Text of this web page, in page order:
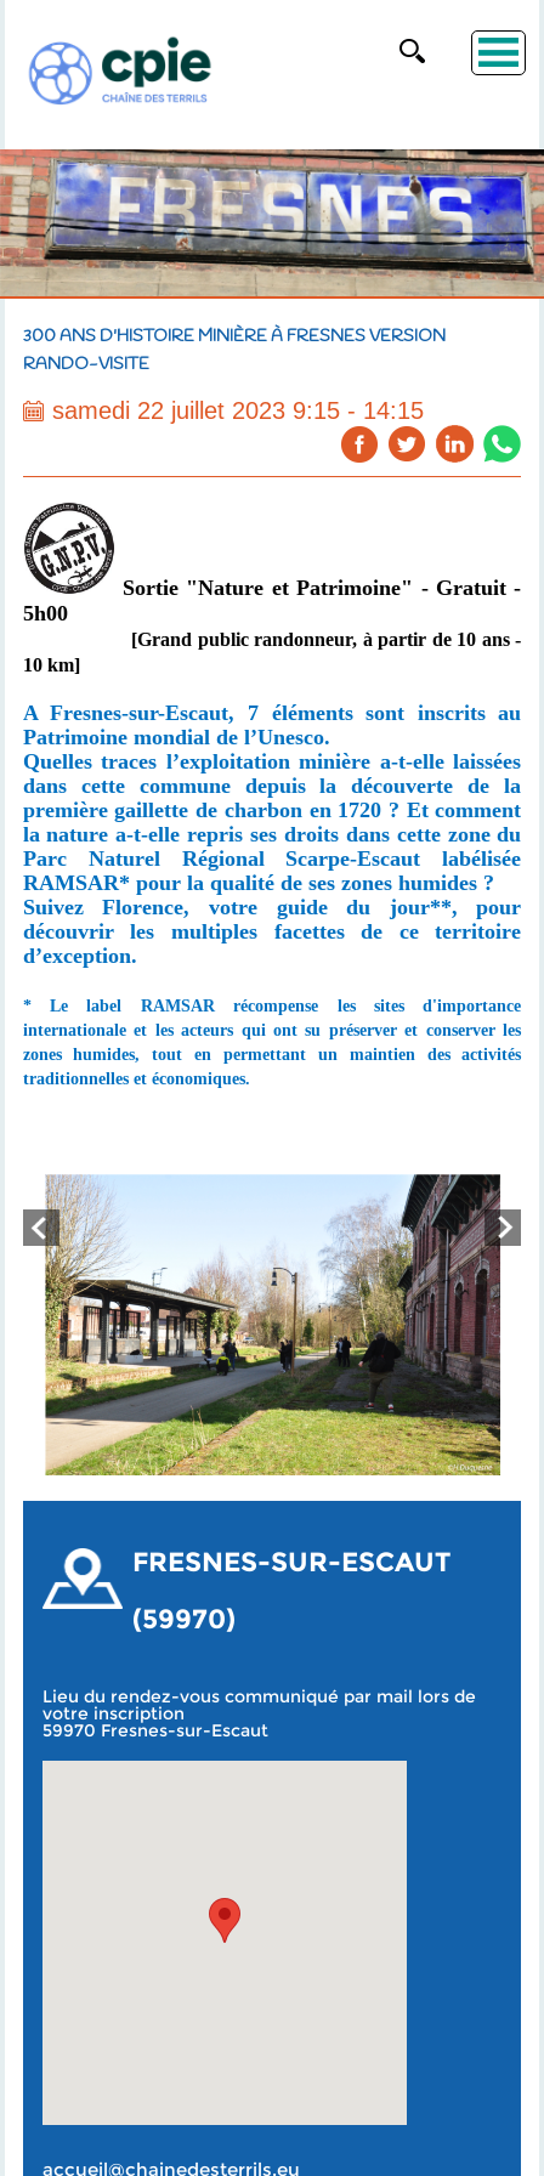
300 ANS D'HISTOIRE MINIÈRE À FRESNES VERSION
RANDO-VISITE
samedi 22 juillet 2023 9:15 - 14:15
Sortie "Nature et Patrimoine" - Gratuit -
5h00
[Grand public randonneur, à partir de 10 ans -
10 km]
A Fresnes-sur-Escaut, 7 éléments sont inscrits au
Patrimoine mondial de l’Unesco.
Quelles traces l’exploitation minière a-t-elle laissées
dans cette commune depuis la découverte de la
première gaillette de charbon en 1720 ? Et comment
la nature a-t-elle repris ses droits dans cette zone du
Parc Naturel Régional Scarpe-Escaut labélisée
RAMSAR* pour la qualité de ses zones humides ?
Suivez Florence, votre guide du jour**, pour
découvrir les multiples facettes de ce territoire
d’exception.
* Le label RAMSAR récompense les sites d'importance
internationale et les acteurs qui ont su préserver et conserver les
zones humides, tout en permettant un maintien des activités
traditionnelles et économiques.
FRESNES-SUR-ESCAUT
(59970)
Lieu du rendez-vous communiqué par mail lors de
votre inscription
59970 Fresnes-sur-Escaut
accueil@chainedesterrils.eu